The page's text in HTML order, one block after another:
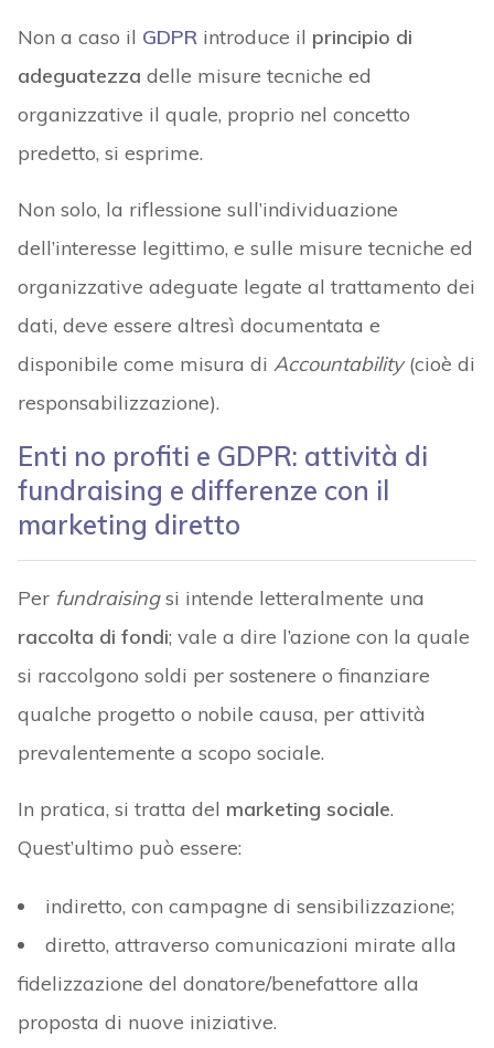
Non a caso il GDPRintroduce il principio di
adeguatezza delle misure tecniche ed
organizzative il quale, proprio nel concetto
predetto, si esprime.
Non solo, la riflessione sull’individuazione
dell’interesse legittimo, e sulle misure tecniche ed
organizzative adeguate legate al trattamento dei
dati, deve essere altresì documentata e
disponibile come misura di Accountability(cioè di
responsabilizzazione).
Enti no profiti e GDPR: attività di
fundraising e differenze con il
marketing diretto
Per fundraisingsi intende letteralmente una
raccolta di fondi; vale a dire l’azione con la quale
si raccolgono soldi per sostenere o finanziare
qualche progetto o nobile causa, per attività
prevalentemente a scopo sociale.
In pratica, si tratta del marketing sociale.
Quest’ultimo può essere:
indiretto, con campagne di sensibilizzazione;
diretto, attraverso comunicazioni mirate alla
fidelizzazione del donatore/benefattore alla
proposta di nuove iniziative.